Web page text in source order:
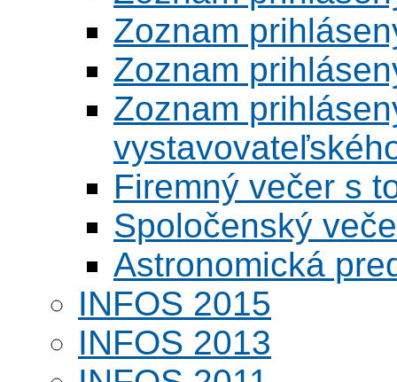
Zoznam
Zoznam
Zoznam
Firemný večer s
Spoločenský
Astronomická
INFOS 2015
INFOS 2013